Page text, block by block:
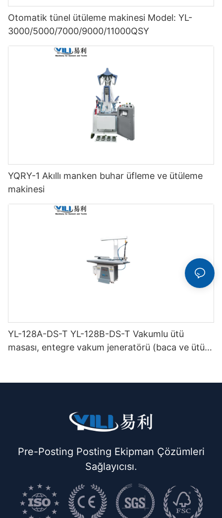
Otomatik tünel ütüleme makinesi Model: YL-
3000/5000/7000/9000/11000QSY
YQRY-1 Akıllı manken buhar üfleme ve ütüleme
makinesi
YL-128A-DS-T YL-128B-DS-T Vakumlu ütü
masası, entegre vakum jeneratörü (baca ve ütü
Pre-Posting Posting Ekipman Çözümleri
Sağlayıcısı.